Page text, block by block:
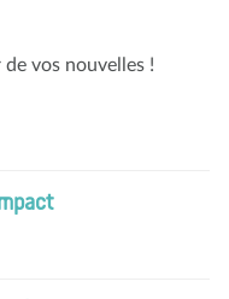
vos nouvelles !